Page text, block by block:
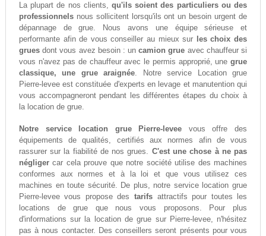
La plupart de nos clients, qu'ils soient des particuliers ou des
professionnelsnous sollicitent lorsqu'ils ont un besoin urgent de
dépannage de grue. Nous avons une équipe sérieuse et
performante afin de vous conseiller au mieux sur
les choix des
gruesdont vous avez besoin : uncamion grue avec chauffeur si
vous n'avez pas de chauffeur avec le permis approprié, unegrue
classique, une grue araignée. Notre service Location grue
Pierre-levee est constituée d'experts en levage et manutention qui
vous accompagneront pendant les différentes étapes du choix à
la location de grue.
Notre service location grue Pierre-levee vous offre des
équipements de qualités, certifiés aux normes afin de vous
rassurer sur la fiabilité de nos grues. C'est une chose à ne pas
négligercar cela prouve que notre société utilise des machines
conformes aux normes et à la loi et que vous utilisez ces
machines en toute sécurité. De plus, notre service location grue
Pierre-levee vous propose des tarifs attractifs pour toutes les
locations de grue que nous vous proposons. Pour plus
d'informations sur la location de grue sur Pierre-levee, n'hésitez
pas à nous contacter. Des conseillers seront présents pour vous